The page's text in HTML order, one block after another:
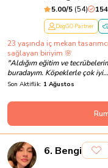
5.00/5 (54) 154
DogGO Partner
23 yaşında iç mekan
sağlayan biriyim 🌸
"Aldığım eğitim ve
buradayım. Köpeklerle çok iyi...
Son Aktiflik: 1 Ağustos
6. Bengi